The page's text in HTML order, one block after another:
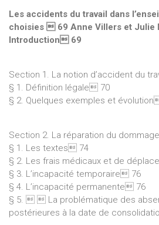
Les accidents du travail dans
choisies  69 Anne Villers et Julie
Introduction 69
Section 1. La notion d’accident du
§ 1. Définition légale 70
§ 2. Quelques exemples et
Section 2. La réparation du
§ 1. Les textes 74
§ 2. Les frais médicaux et de
§ 3. L’incapacité temporaire 76
§ 4. L’incapacité permanente 76
§ 5.   La problématique des
postérieures à la date de